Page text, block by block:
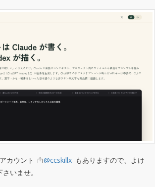
カウント @ccskillx もありますので、よけ
いませ。